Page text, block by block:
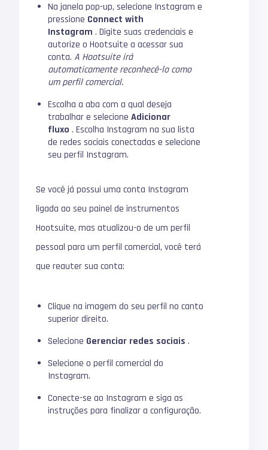
Na janela pop-up, selecione Instagram e
pressione Connect with
Instagram . Digite suas credenciais e
autorize o Hootsuite a acessar sua
conta. A Hootsuite irá
automaticamente reconhecê-lo como
um perfil comercial.
Escolha a aba com a qual deseja
trabalhar e selecioneAdicionar
fluxo . Escolha Instagram na sua lista
de redes sociais conectadas e selecione
seu perfil Instagram.
Se você já possui uma conta Instagram
ligada ao seu painel de instrumentos
Hootsuite, mas atualizou-o de um perfil
pessoal para um perfil comercial, você terá
que reauter sua conta:
Clique na imagem do seu perfil no canto
superior direito.
Selecione Gerenciar redes sociais .
Selecione o perfil comercial do
Instagram.
Conecte-se ao Instagram e siga as
instruções para finalizar a configuração.